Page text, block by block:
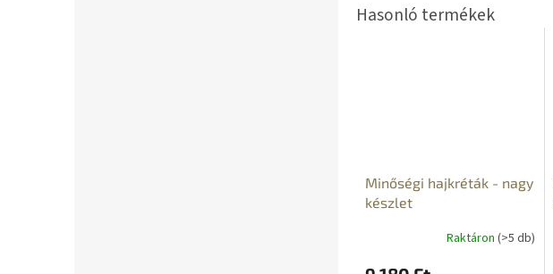
Minőségi hajkréták - nagy
készlet
Raktáron (>5 db)